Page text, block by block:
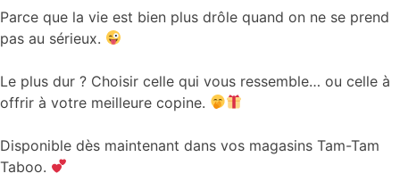
Parce que la vie est bien plus drôle quand on ne se prend
pas au sérieux.
Le plus dur ? Choisir celle qui vous ressemble… ou celle à
offrir à votre meilleure copine.
Disponible dès maintenant dans vos magasins Tam-Tam
Taboo.